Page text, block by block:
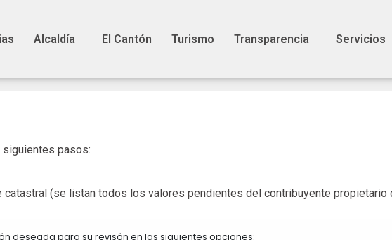
Alcaldía El Cantón Turismo Transparencia Servicios
pasos:
catastral (se listan todos los valores pendientes del contribuyente propietario